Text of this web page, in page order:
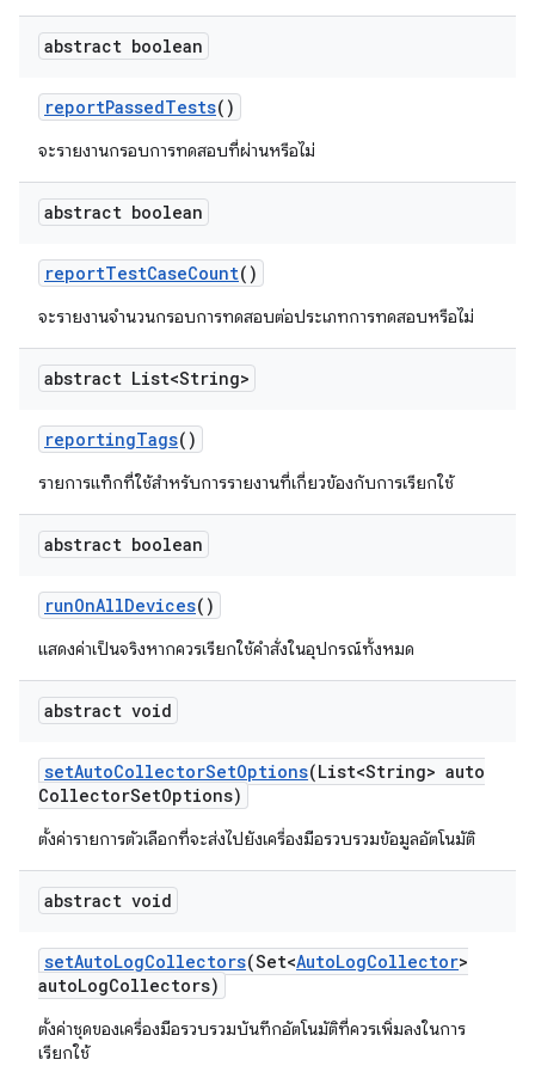
abstract boolean
reportPassedTests()
จะรายงานกรอบการทดสอบที่ผ่านหรือไม่
abstract boolean
reportTestCaseCount()
จะรายงานจำนวนกรอบการทดสอบต่อประเภทการทดสอบหรือไม่
abstract List<String>
reportingTags()
รายการแท็กที่ใช้สำหรับการรายงานที่เกี่ยวข้องกับการเรียกใช้
abstract boolean
runOnAllDevices()
แสดงค่าเป็นจริงหากควรเรียกใช้คำสั่งในอุปกรณ์ทั้งหมด
abstract void
setAutoCollectorSetOptions(List<String> auto
CollectorSetOptions)
ตั้งค่ารายการตัวเลือกที่จะส่งไปยังเครื่องมือรวบรวมข้อมูลอัตโนมัติ
abstract void
setAutoLogCollectors(Set<AutoLogCollector>
autoLogCollectors)
ตั้งค่าชุดของเครื่องมือรวบรวมบันทึกอัตโนมัติที่ควรเพิ่มลงในการ
เรียกใช้